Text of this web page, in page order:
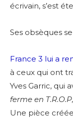
écrivain, s’est
Ses obsèques
France 3 lui a
à ceux qui ont
Yves Garric, qui
ferme en T.R.O.P,
Une pièce